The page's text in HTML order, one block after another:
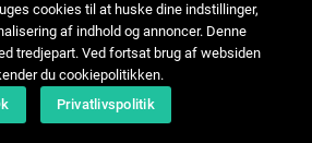
Kontakta oss
Sitemap
cookies til at huske dine indstillinger,
af indhold og annoncer. Denne
tredjepart. Ved fortsat brug af websiden
du cookiepolitikken.
Privatlivspolitik